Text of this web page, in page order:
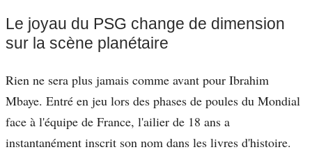
Le joyau du PSG change de dimension
sur la scène planétaire
Rien ne sera plus jamais comme avant pour Ibrahim
Mbaye. Entré en jeu lors des phases de poules du Mondial
face à l'équipe de France, l'ailier de 18 ans a
instantanément inscrit son nom dans les livres d'histoire.